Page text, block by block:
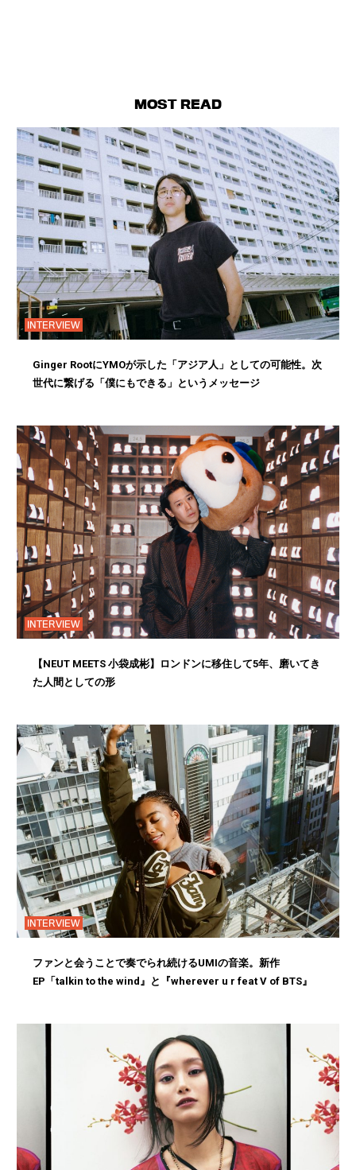
MOST READ
INTERVIEW
Ginger RootにYMOが示した「アジア人」としての可能性。次
世代に繋げる「僕にもできる」というメッセージ
INTERVIEW
【NEUT MEETS 小袋成彬】ロンドンに移住して5年、磨いてき
た人間としての形
INTERVIEW
ファンと会うことで奏でられ続けるUMIの音楽。新作
EP「talkin to the wind』と『wherever u r feat V of BTS』